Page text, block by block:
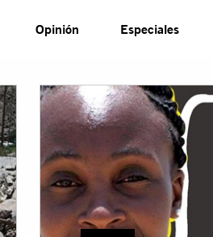
Opinión Especiales